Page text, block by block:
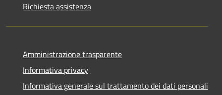
Richiesta assistenza
Amministrazione trasparente
Informativa privacy
Informativa generale sul trattamento dei dati personali